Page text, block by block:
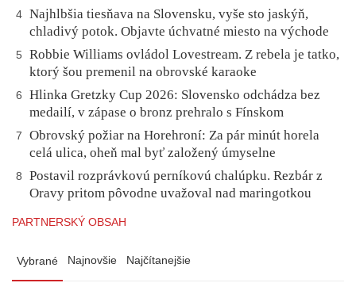
4 Najhlbšia tiesňava na Slovensku, vyše sto jaskýň,
chladivý potok. Objavte úchvatné miesto na východe
5
Robbie Williams ovládol Lovestream. Z rebela je tatko,
ktorý šou premenil na obrovské karaoke
6
Hlinka Gretzky Cup 2026: Slovensko odchádza bez
medailí, v zápase o bronz prehralo s Fínskom
7
Obrovský požiar na Horehroní: Za pár minút horela
celá ulica, oheň mal byť založený úmyselne
8
Postavil rozprávkovú perníkovú chalúpku. Rezbár z
Oravy pritom pôvodne uvažoval nad maringotkou
PARTNERSKÝ OBSAH
Vybrané Najnovšie Najčítanejšie